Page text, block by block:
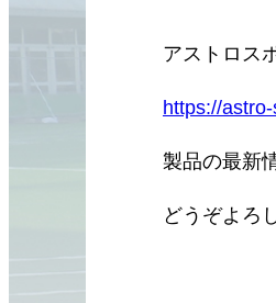
アストロス
https://
製品の最新
どうぞよろ